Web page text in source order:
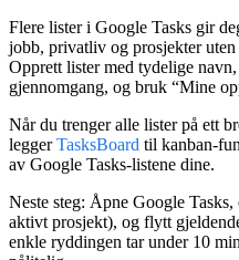
Flere lister i Google Tasks gir
jobb, privatliv og prosjekter uten
Opprett lister med tydelige
gjennomgang, og bruk “Mine
Når du trenger alle lister på ett
leggerTasksBoard til kanban-
av Google Tasks-listene dine.
Neste steg: Åpne Google
aktivt prosjekt), og flytt
enkle ryddingen tar under 10